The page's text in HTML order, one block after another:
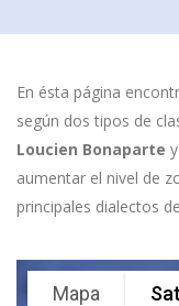
En ésta página
según dos tipos de
Loucien Bonaparte y
aumentar el nivel de
principales dialectos
Mapa